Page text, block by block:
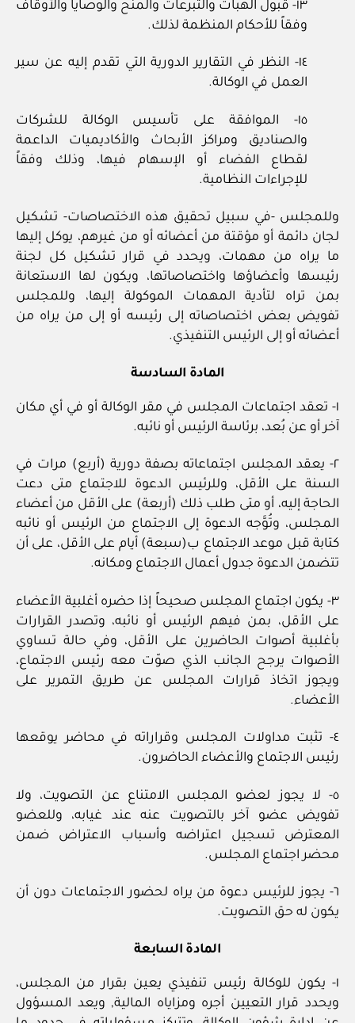
١٣- قبول الهبات والتبرعات والمنح والوصايا والأوقاف
وفقاً للأحكام المنظمة لذلك.
١٤- النظر في التقارير الدورية التي تقدم إليه عن سير
العمل في الوكالة.
١٥- الموافقة على تأسيس الوكالة للشركات
والصناديق ومراكز الأبحاث والأكاديميات الداعمة
لقطاع الفضاء أو الإسهام فيها، وذلك وفقاً
للإجراءات النظامية.
وللمجلس -في سبيل تحقيق هذه الاختصاصات- تشكيل
لجان دائمة أو مؤقتة من أعضائه أو من غيرهم، يوكل إليها
ما يراه من مهمات، ويحدد في قرار تشكيل كل لجنة
رئيسها وأعضاؤها واختصاصاتها، ويكون لها الاستعانة
بمن تراه لتأدية المهمات الموكولة إليها، وللمجلس
تفويض بعض اختصاصاته إلى رئيسه أو إلى من يراه من
أعضائه أو إلى الرئيس التنفيذي.
المادة السادسة
١- تعقد اجتماعات المجلس في مقر الوكالة أو في أي مكان
آخر أو عن بُعد، برئاسة الرئيس أو نائبه.
٢- يعقد المجلس اجتماعاته بصفة دورية (أربع) مرات في
السنة على الأقل، وللرئيس الدعوة للاجتماع متى دعت
الحاجة إليه، أو متى طلب ذلك (أربعة) على الأقل من أعضاء
المجلس، وتُوَّجه الدعوة إلى الاجتماع من الرئيس أو نائبه
كتابة قبل موعد الاجتماع ب(سبعة) أيام على الأقل، على أن
تتضمن الدعوة جدول أعمال الاجتماع ومكانه.
٣- يكون اجتماع المجلس صحيحاً إذا حضره أغلبية الأعضاء
على الأقل، بمن فيهم الرئيس أو نائبه، وتصدر القرارات
بأغلبية أصوات الحاضرين على الأقل، وفي حالة تساوي
الأصوات يرجح الجانب الذي صوّت معه رئيس الاجتماع،
ويجوز اتخاذ قرارات المجلس عن طريق التمرير على
الأعضاء.
٤- تثبت مداولات المجلس وقراراته في محاضر يوقعها
رئيس الاجتماع والأعضاء الحاضرون.
٥- لا يجوز لعضو المجلس الامتناع عن التصويت، ولا
تفويض عضو آخر بالتصويت عنه عند غيابه، وللعضو
المعترض تسجيل اعتراضه وأسباب الاعتراض ضمن
محضر اجتماع المجلس.
٦- يجوز للرئيس دعوة من يراه لحضور الاجتماعات دون أن
يكون له حق التصويت.
المادة السابعة
١- يكون للوكالة رئيس تنفيذي يعين بقرار من المجلس،
ويحدد قرار التعيين أجره ومزاياه المالية, ويعد المسؤول